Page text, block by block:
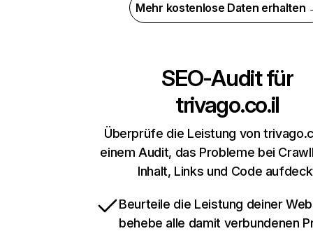
Mehr kostenlose Daten erhalten
SEO-Audit für
trivago.co.il
Überprüfe die Leistung von
einem Audit, das Probleme bei
Inhalt, Links und Code
Beurteile die Leistung deiner
behebe alle damit verbundenen